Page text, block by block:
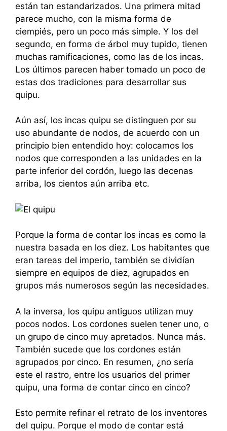
están tan estandarizados. Una primera mitad
parece mucho, con la misma forma de
ciempiés, pero un poco más simple. Y los del
segundo, en forma de árbol muy tupido, tienen
muchas ramificaciones, como las de los incas.
Los últimos parecen haber tomado un poco de
estas dos tradiciones para desarrollar sus
quipu.
Aún así, los incas quipu se distinguen por su
uso abundante de nodos, de acuerdo con un
principio bien entendido hoy: colocamos los
nodos que corresponden a las unidades en la
parte inferior del cordón, luego las decenas
arriba, los cientos aún arriba etc.
Porque la forma de contar los incas es como la
nuestra basada en los diez. Los habitantes que
eran tareas del imperio, también se dividían
siempre en equipos de diez, agrupados en
grupos más numerosos según las necesidades.
A la inversa, los quipu antiguos utilizan muy
pocos nodos. Los cordones suelen tener uno, o
un grupo de cinco muy apretados. Nunca más.
También sucede que los cordones están
agrupados por cinco. En resumen, ¿no sería
este el rastro, entre los usuarios del primer
quipu, una forma de contar cinco en cinco?
Esto permite refinar el retrato de los inventores
del quipu. Porque el modo de contar está